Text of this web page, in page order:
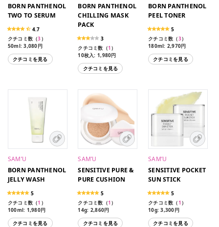
BORN PANTHENOL
TWO TO SERUM
4.7
クチコミ数（3）
50ml: 3,080円
クチコミを見る
BORN PANTHENOL
CHILLING MASK
PACK
3
クチコミ数（1 ）
10枚入: 1,980円
クチコミを見る
BORN PANTHENOL
PEEL TONER
5
クチコミ数（3）
180ml: 2,970円
クチコミを見る
SAM’U
BORN PANTHENOL
JELLY WASH
5
クチコミ数（1 ）
100ml: 1,980円
クチコミを見る
SAM’U
SENSITIVE PURE &
PURE CUSHION
5
クチコミ数（1 ）
14g: 2,860円
クチコミを見る
SAM’U
SENSITIVE POCKET
SUN STICK
5
クチコミ数（1 ）
10g: 3,300円
クチコミを見る